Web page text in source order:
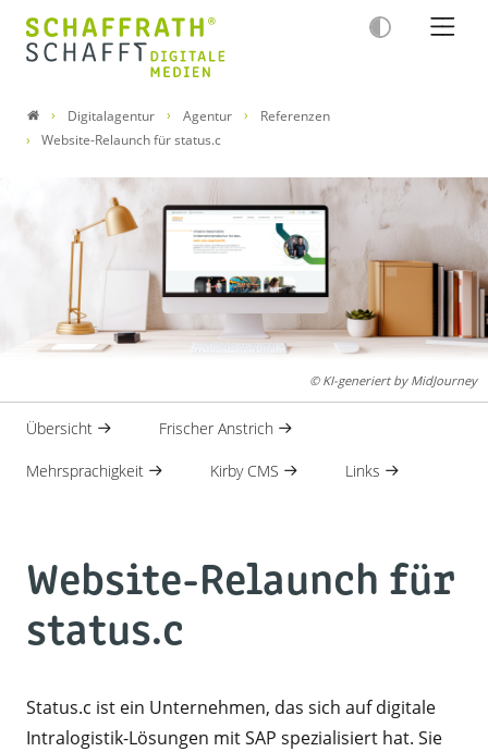
Digitalagentur Agentur
Referenzen
Website-Relaunch für status.c
© KI-generiert by MidJourney
Übersicht Frischer Anstrich
Mehrsprachigkeit Kirby CMS Links
Website-Relaunch für
status.c
Status.c ist ein Unternehmen, das sich auf digitale
Intralogistik-Lösungen mit SAP spezialisiert hat. Sie